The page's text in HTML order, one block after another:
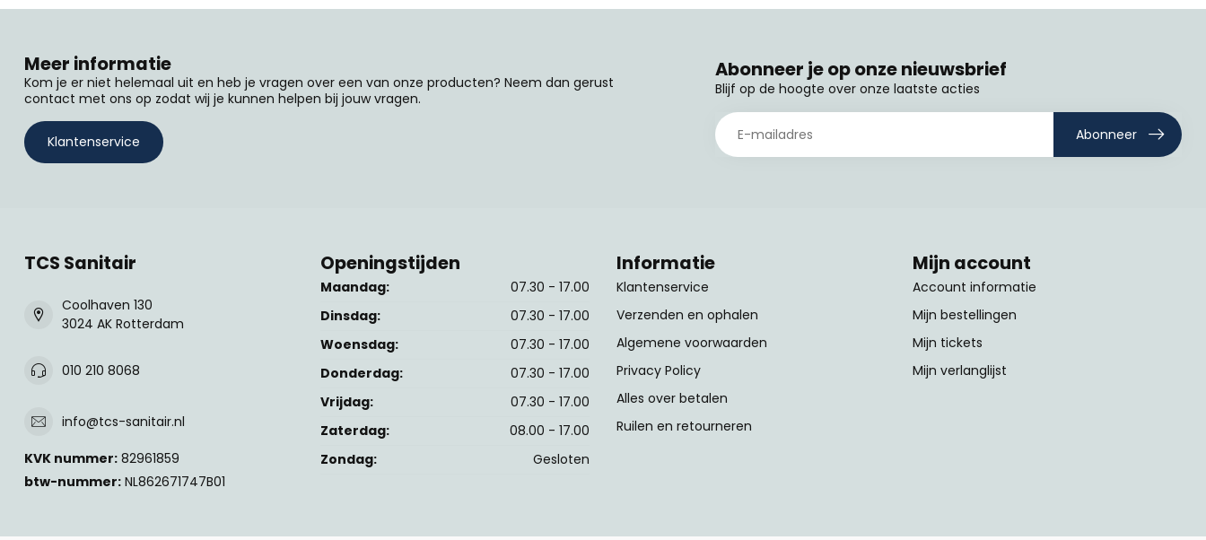
Meer informatie
Kom je er niet helemaal uit en heb je vragen over een van onze producten? Neem dan gerust
contact met ons op zodat wij je kunnen helpen bij jouw vragen.
Klantenservice
Abonneer je op onze nieuwsbrief
Blijf op de hoogte over onze laatste acties
Abonneer
TCS Sanitair
Coolhaven 130
3024 AK Rotterdam
010 210 8068
info@tcs-sanitair.nl
KVK nummer: 82961859
btw-nummer: NL862671747B01
Openingstijden
Maandag:
07.30 - 17.00
Dinsdag:
07.30 - 17.00
Woensdag:
07.30 - 17.00
Donderdag:
07.30 - 17.00
Vrijdag:
07.30 - 17.00
Zaterdag:
08.00 - 17.00
Zondag:
Gesloten
Informatie
Klantenservice
Verzenden en ophalen
Algemene voorwaarden
Privacy Policy
Alles over betalen
Ruilen en retourneren
Mijn account
Account informatie
Mijn bestellingen
Mijn tickets
Mijn verlanglijst